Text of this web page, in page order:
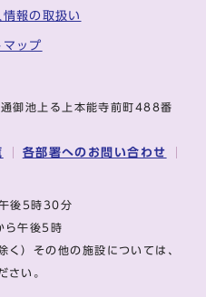
情報の取扱い
マップ
御池上る上本能寺前町488番
各部署へのお問い合わせ
午後5時30分
ら午後5時
く）その他の施設については、
さい。